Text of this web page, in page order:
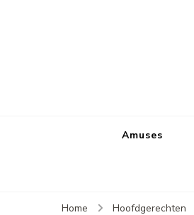
Amuses
Home Hoofdgerechten